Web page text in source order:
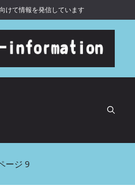
けて情報を発信しています
ージ 9